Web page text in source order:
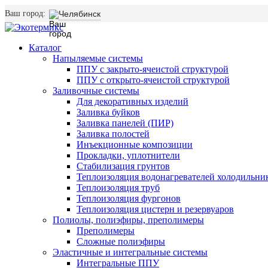
Ваш город: Челябинск
Каталог
Напыляемые системы
ППУ с закрыто-ячеистой структурой
ППУ с открыто-ячеистой структурой
Заливочные системы
Для декоративных изделий
Заливка буйков
Заливка панелей (ПИР)
Заливка полостей
Инъекционные композиции
Прокладки, уплотнители
Стабилизация грунтов
Теплоизоляция водонагревателей
Теплоизоляция труб
Теплоизоляция фургонов
Теплоизоляция цистерн и резервуаров
Полиолы, полиэфиры, преполимеры
Преполимеры
Сложные полиэфиры
Эластичные и интегральные системы
Интегральные ППУ